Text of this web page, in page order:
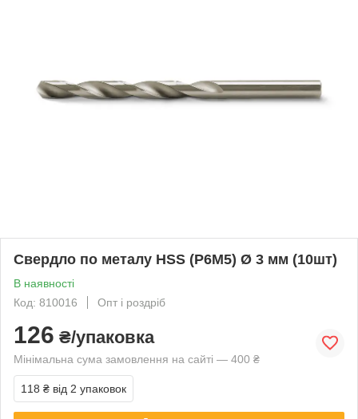
Свердло по металу HSS (P6M5) Ø 3 мм (10шт)
В наявності
Код: 810016
Опт і роздріб
126 ₴/упаковка
Мінімальна сума замовлення на сайті — 400 ₴
118 ₴ від 2 упаковок